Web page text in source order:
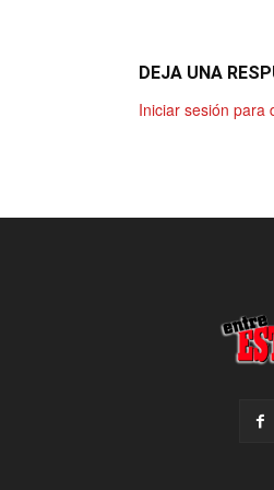
DEJA UNA
Iniciar sesión para